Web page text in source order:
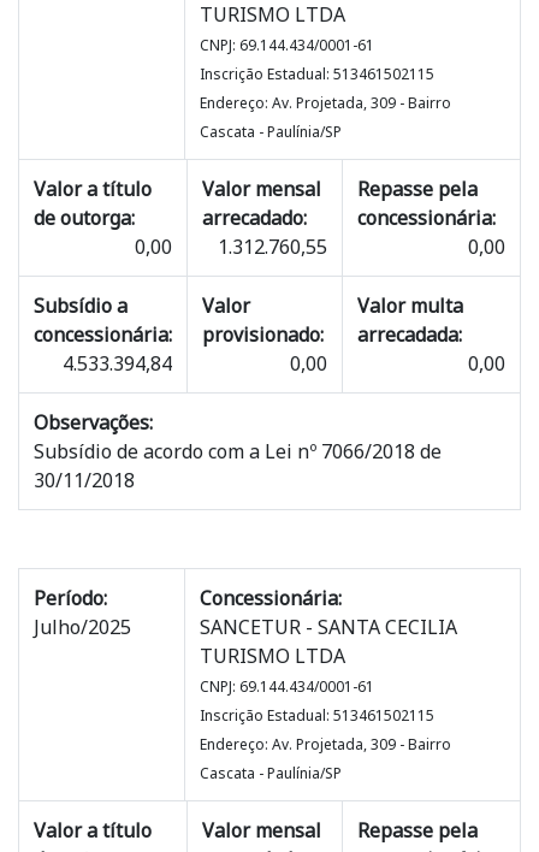
TURISMO LTDA
CNPJ: 69.144.434/0001-61
Inscrição Estadual: 513461502115
Endereço: Av. Projetada, 309 - Bairro
Cascata - Paulínia/SP
Valor a título
de outorga:
0,00
Valor mensal
arrecadado:
1.312.760,55
Repasse pela
concessionária:
0,00
Subsídio a
concessionária:
4.533.394,84
Valor
provisionado:
0,00
Valor multa
arrecadada:
0,00
Observações:
Subsídio de acordo com a Lei nº 7066/2018 de
30/11/2018
Período:
Julho/2025
Concessionária:
SANCETUR - SANTA CECILIA
TURISMO LTDA
CNPJ: 69.144.434/0001-61
Inscrição Estadual: 513461502115
Endereço: Av. Projetada, 309 - Bairro
Cascata - Paulínia/SP
Valor a título
Valor mensal
Repasse pela